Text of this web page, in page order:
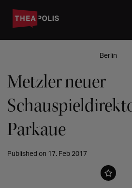
Berlin
Metzler neuer
Parkaue
Published on 17. Feb 2017